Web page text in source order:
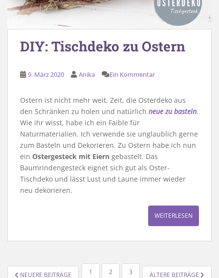
DIY: Tischdeko zu Ostern
9. März 2020 Anika Ein Kommentar
Ostern ist nicht mehr weit. Zeit, die Osterdeko aus
den Schränken zu holen und natürlich neue zu basteln.
Wie ihr wisst, habe ich ein Faible für
Naturmaterialien. Ich verwende sie unglaublich gerne
zum Basteln und Dekorieren. Zu Ostern habe ich nun
ein Ostergesteck mit Eiern gebastelt. Das
Baumrindengesteck eignet sich gut als Oster-
Tischdeko und lässt Lust und Laune immer wieder
neu dekorieren.
WEITERLESEN
SEITENNUMMERIERUNG
NEUERE BEITRÄGE 1 2 3 ÄLTERE BEITRÄGE